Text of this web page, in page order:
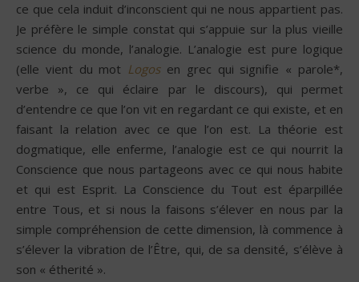
ce que cela induit d’inconscient qui ne nous appartient pas.
Je préfère le simple constat qui s’appuie sur la plus vieille
science du monde, l’analogie. L’analogie est pure logique
(elle vient du mot Logosen grec qui signifie « parole*,
verbe », ce qui éclaire par le discours), qui permet
d’entendre ce que l’on vit en regardant ce qui existe, et en
faisant la relation avec ce que l’on est. La théorie est
dogmatique, elle enferme, l’analogie est ce qui nourrit la
Conscience que nous partageons avec ce qui nous habite
et qui est Esprit. La Conscience du Tout est éparpillée
entre Tous, et si nous la faisons s’élever en nous par la
simple compréhension de cette dimension, là commence à
s’élever la vibration de l’Être, qui, de sa densité, s’élève à
son « étherité ».